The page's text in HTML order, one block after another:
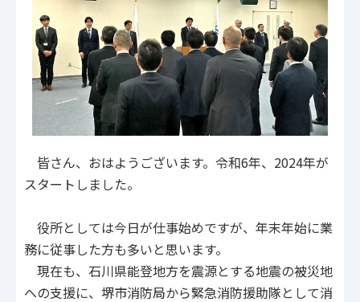
皆さん、おはようございます。令和6年、2024年が
スタートしました。
役所としては今日が仕事始めですが、年末年始に業
務に従事した方も多いと思います。
現在も、石川県能登地方を震源とする地震の被災地
への支援に、堺市消防局から緊急消防援助隊として消